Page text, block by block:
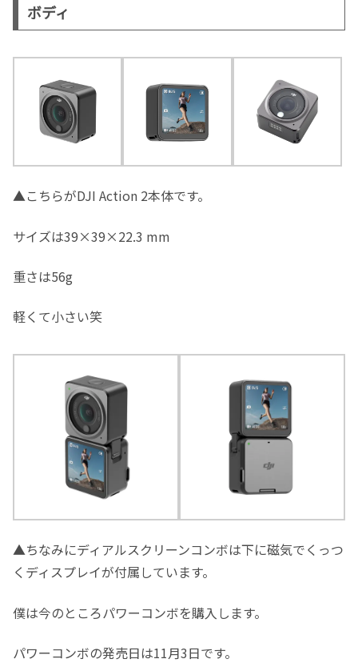
ボディ
▲こちらがDJI Action 2本体です。
サイズは39×39×22.3 mm
重さは56g
軽くて小さい笑
▲ちなみにディアルスクリーンコンボは下に磁気でくっつ
くディスプレイが付属しています。
僕は今のところパワーコンボを購入します。
パワーコンボの発売日は11月3日です。